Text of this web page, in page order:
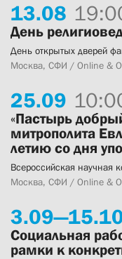
13.08
День
День открытых дверей
Москва, СФИ / Online &
25.09
«Пастырь
митрополита
летию со дня
Всероссийская научная
Москва, СФИ / Online &
3.09—15.
Социальная
рамки к